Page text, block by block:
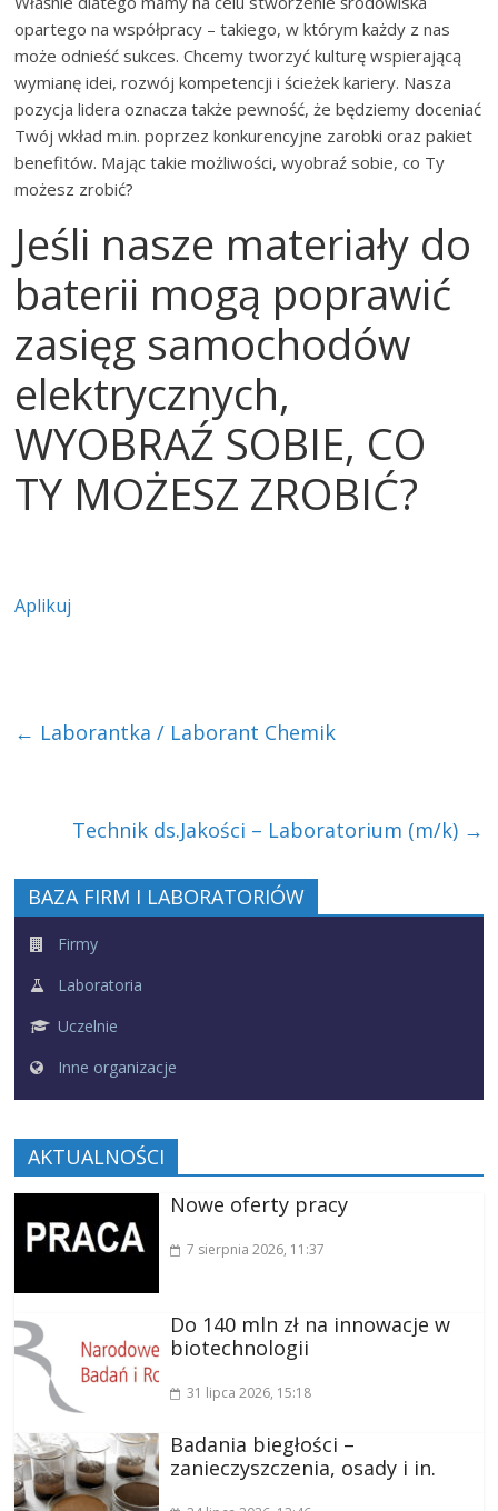
opartego na współpracy – takiego, w którym każdy z nas
może odnieść sukces. Chcemy tworzyć kulturę wspierającą
wymianę idei, rozwój kompetencji i ścieżek kariery. Nasza
pozycja lidera oznacza także pewność, że będziemy doceniać
Twój wkład m.in. poprzez konkurencyjne zarobki oraz pakiet
benefitów. Mając takie możliwości, wyobraź sobie, co Ty
możesz zrobić?
Jeśli nasze materiały do
baterii mogą poprawić
zasięg samochodów
elektrycznych,
WYOBRAŹ SOBIE, CO
TY MOŻESZ ZROBIĆ?
Aplikuj
← Laborantka / Laborant Chemik
Technik ds.Jakości – Laboratorium (m/k) →
BAZA FIRM I LABORATORIÓW
Firmy
Laboratoria
Uczelnie
Inne organizacje
AKTUALNOŚCI
Nowe oferty pracy
7 sierpnia 2026, 11:37
Do 140 mln zł na innowacje w
biotechnologii
31 lipca 2026, 15:18
Badania biegłości –
zanieczyszczenia, osady i in.